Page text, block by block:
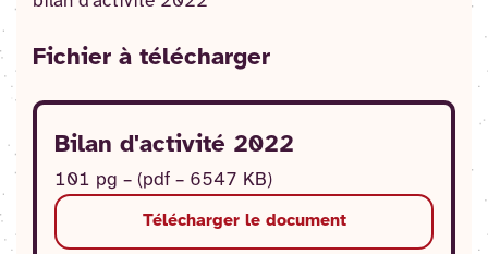
Fichierà télécharger
Bilan d'activité 2022
101 pg – (pdf – 6547 KB)
Télécharger le document